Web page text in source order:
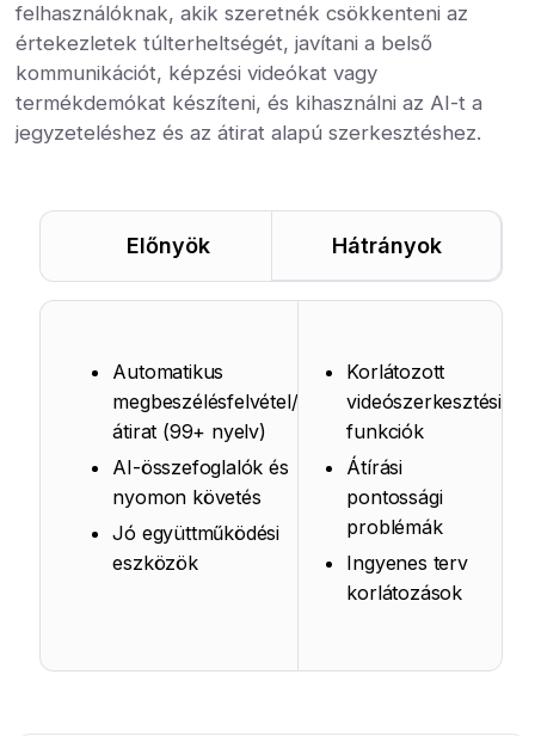
felhasználóknak, akik szeretnék csökkenteni az
értekezletek túlterheltségét, javítani a belső
kommunikációt, képzési videókat vagy
termékdemókat készíteni, és kihasználni az AI-t a
jegyzeteléshez és az átirat alapú szerkesztéshez.
Előnyök Hátrányok
Automatikus
megbeszélésfelvétel/
átirat (99+ nyelv)
AI-összefoglalók és
nyomon követés
Jó együttműködési
eszközök
Korlátozott
videószerkesztési
funkciók
Átírási
pontossági
problémák
Ingyenes terv
korlátozások